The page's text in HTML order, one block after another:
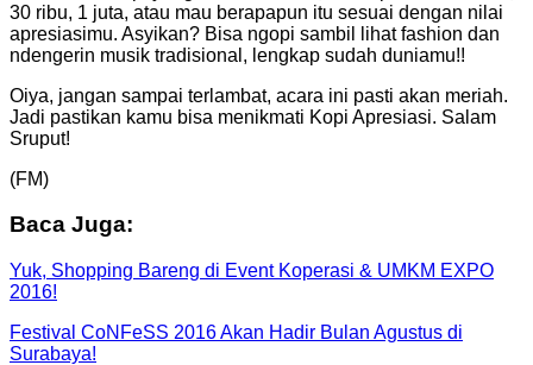
30 ribu, 1 juta, atau mau berapapun itu sesuai dengan nilai
apresiasimu. Asyikan? Bisa ngopi sambil lihat fashion dan
ndengerin musik tradisional, lengkap sudah duniamu!!
Oiya, jangan sampai terlambat, acara ini pasti akan meriah.
Jadi pastikan kamu bisa menikmati Kopi Apresiasi. Salam
Sruput!
(FM)
Baca Juga:
Yuk, Shopping Bareng di Event Koperasi & UMKM EXPO
2016!
Festival CoNFeSS 2016 Akan Hadir Bulan Agustus di
Surabaya!